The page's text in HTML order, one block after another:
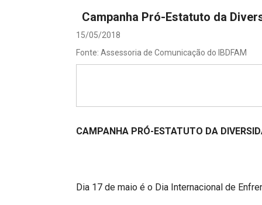
Processos - IBDFAM
Campanha Pró-Estatuto da
15/05/2018
Fonte: Assessoria de Comunicação do IBDFAM
CAMPANHA PRÓ-ESTATUTO DA
Dia 17 de maio é o Dia Internacional de